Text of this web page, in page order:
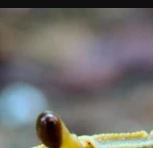
Контакты